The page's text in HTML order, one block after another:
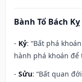
Bành Tổ Bách
- Kỷ: “Bất phá
hành phá khoán
- Sửu: “Bất quan